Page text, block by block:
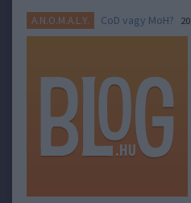
A.N.O.M.A.L.Y. CoD vagy MoH?